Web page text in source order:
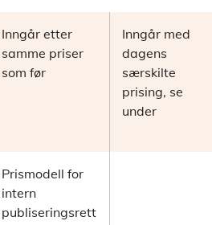
Inngår etter
samme priser
som før
Inngår med
dagens
særskilte
prising, se
under
Prismodell for
intern
publiseringsrett